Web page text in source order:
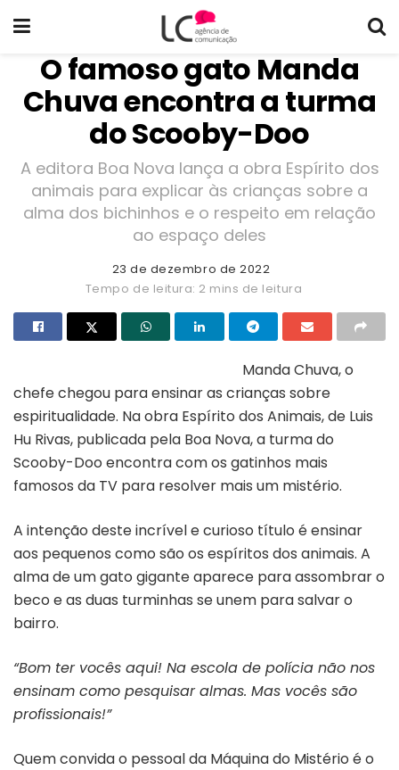
O famoso gato Manda
Chuva encontra a turma
do Scooby-Doo
A editora Boa Nova lança a obra Espírito dos
animais para explicar às crianças sobre a
alma dos bichinhos e o respeito em relação
ao espaço deles
23 de dezembro de 2022
Tempo de leitura: 2 mins de leitura
Manda Chuva, o
chefe chegou para ensinar as crianças sobre
espiritualidade. Na obra Espírito dos Animais, de Luis
Hu Rivas, publicada pela Boa Nova, a turma do
Scooby-Doo encontra com os gatinhos mais
famosos da TV para resolver mais um mistério.
A intenção deste incrível e curioso título é ensinar
aos pequenos como são os espíritos dos animais. A
alma de um gato gigante aparece para assombrar o
beco e as duas turminhas se unem para salvar o
bairro.
“Bom ter vocês aqui! Na escola de polícia não nos
ensinam como pesquisar almas. Mas vocês são
profissionais!”
Quem convida o pessoal da Máquina do Mistério é o